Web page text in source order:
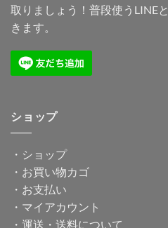
取りましょう！普段使うLINE
きます。
ショップ
・ ショップ
・ お買い物カゴ
・ お支払い
・ マイアカウント
・ 運送・送料について